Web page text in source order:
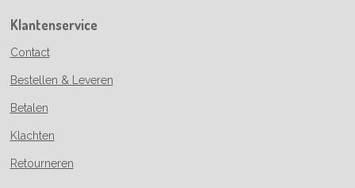
Klantenservice
Contact
Bestellen & Leveren
Betalen
Klachten
Retourneren